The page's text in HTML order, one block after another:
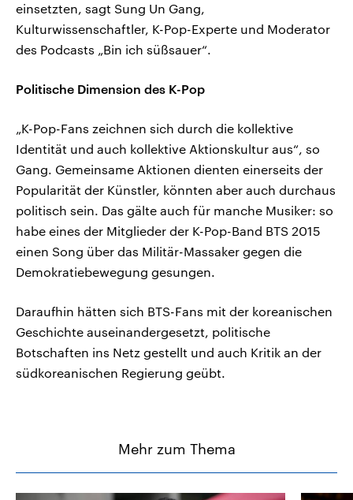
einsetzten, sagt Sung Un Gang,
Kulturwissenschaftler, K-Pop-Experte und Moderator
des Podcasts „Bin ich süßsauer“.
Politische Dimension des K-Pop
„K-Pop-Fans zeichnen sich durch die kollektive
Identität und auch kollektive Aktionskultur aus“, so
Gang. Gemeinsame Aktionen dienten einerseits der
Popularität der Künstler, könnten aber auch durchaus
politisch sein. Das gälte auch für manche Musiker: so
habe eines der Mitglieder der K-Pop-Band BTS 2015
einen Song über das Militär-Massaker gegen die
Demokratiebewegung gesungen.
Daraufhin hätten sich BTS-Fans mit der koreanischen
Geschichte auseinandergesetzt, politische
Botschaften ins Netz gestellt und auch Kritik an der
südkoreanischen Regierung geübt.
Mehr zum Thema